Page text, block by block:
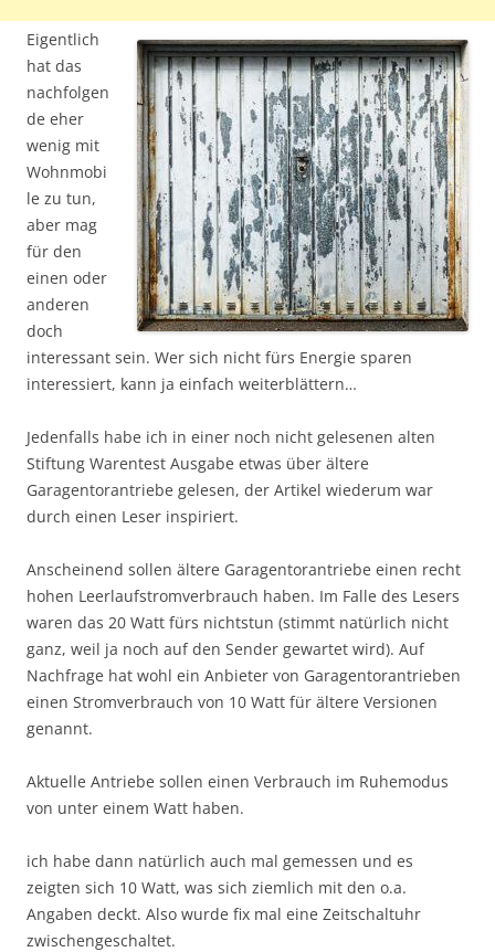
Eigentlich
hat das
nachfolgen
de eher
wenig mit
Wohnmobi
le zu tun,
aber mag
für den
einen oder
anderen
doch
interessant sein. Wer sich nicht fürs Energie sparen
interessiert, kann ja einfach weiterblättern…
Jedenfalls habe ich in einer noch nicht gelesenen alten
Stiftung Warentest Ausgabe etwas über ältere
Garagentorantriebe gelesen, der Artikel wiederum war
durch einen Leser inspiriert.
Anscheinend sollen ältere Garagentorantriebe einen recht
hohen Leerlaufstromverbrauch haben. Im Falle des Lesers
waren das 20 Watt fürs nichtstun (stimmt natürlich nicht
ganz, weil ja noch auf den Sender gewartet wird). Auf
Nachfrage hat wohl ein Anbieter von Garagentorantrieben
einen Stromverbrauch von 10 Watt für ältere Versionen
genannt.
Aktuelle Antriebe sollen einen Verbrauch im Ruhemodus
von unter einem Watt haben.
ich habe dann natürlich auch mal gemessen und es
zeigten sich 10 Watt, was sich ziemlich mit den o.a.
Angaben deckt. Also wurde fix mal eine Zeitschaltuhr
zwischengeschaltet.